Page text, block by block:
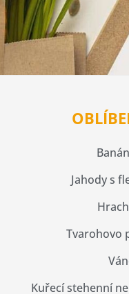
Jahody s
Tvarohovo
Kuřecí stehenní